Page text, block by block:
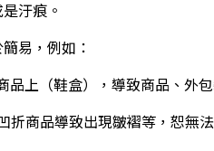
汙痕。
易，例如：
上（鞋盒），導致商品、外包
商品導致出現皺褶等，恕無法